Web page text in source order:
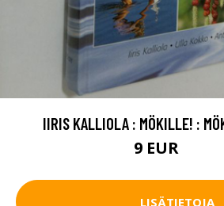
IIRIS KALLIOLA : MÖKILLE! :
9 EUR
LISÄTIETOJA